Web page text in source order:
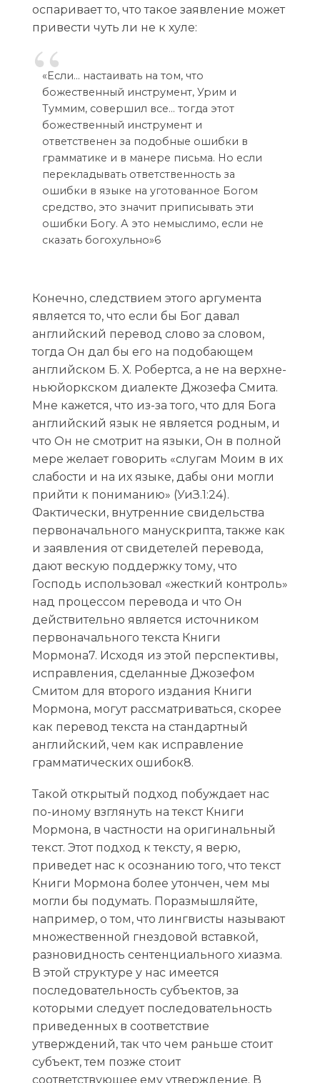
оспаривает то, что такое заявление может
привести чуть ли не к хуле:
«Если… настаивать на том, что
божественный инструмент, Урим и
Туммим, совершил все… тогда этот
божественный инструмент и
ответственен за подобные ошибки в
грамматике и в манере письма. Но если
перекладывать ответственность за
ошибки в языке на уготованное Богом
средство, это значит приписывать эти
ошибки Богу. А это немыслимо, если не
сказать богохульно»6
Конечно, следствием этого аргумента
является то, что если бы Бог давал
английский перевод слово за словом,
тогда Он дал бы его на подобающем
английском Б. Х. Робертса, а не на верхне-
ньюйоркском диалекте Джозефа Смита.
Мне кажется, что из-за того, что для Бога
английский язык не является родным, и
что Он не смотрит на языки, Он в полной
мере желает говорить «слугам Моим в их
слабости и на их языке, дабы они могли
прийти к пониманию» (УиЗ.1:24).
Фактически, внутренние свидельства
первоначального манускрипта, также как
и заявления от свидетелей перевода,
дают вескую поддержку тому, что
Господь использовал «жесткий контроль»
над процессом перевода и что Он
действительно является источником
первоначального текста Книги
Мормона7. Исходя из этой перспективы,
исправления, сделанные Джозефом
Смитом для второго издания Книги
Мормона, могут рассматриваться, скорее
как перевод текста на стандартный
английский, чем как исправление
грамматических ошибок8.
Такой открытый подход побуждает нас
по-иному взглянуть на текст Книги
Мормона, в частности на оригинальный
текст. Этот подход к тексту, я верю,
приведет нас к осознанию того, что текст
Книги Мормона более утончен, чем мы
могли бы подумать. Поразмышляйте,
например, о том, что лингвисты называют
множественной гнездовой вставкой,
разновидность сентенциального хиазма.
В этой структуре у нас имеется
последовательность субъектов, за
которыми следует последовательность
приведенных в соответствие
утверждений, так что чем раньше стоит
субъект, тем позже стоит
соответствующее ему утверждение. В